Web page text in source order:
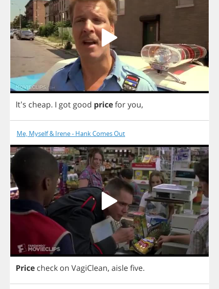
It's cheap. I got good priceforyou,
Me, Myself & Irene - Hank Comes Out
Price check on VagiClean, aislefive.